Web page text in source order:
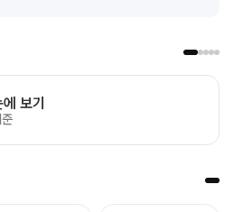
보기
준